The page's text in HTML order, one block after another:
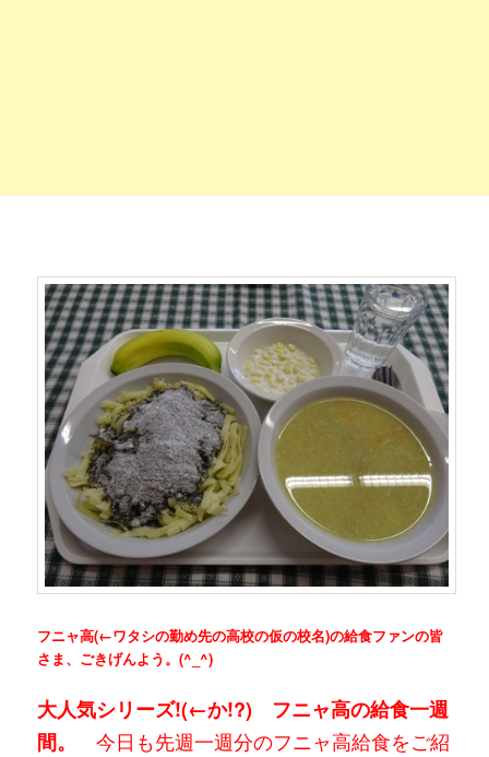
フニャ高(←ワタシの勤め先の高校の仮の校名)の給食ファンの皆
さま、ごきげんよう。(^_^)
大人気シリーズ!(←か!?) フニャ高の給食一週
間。
今日も先週一週分のフニャ高給食をご紹